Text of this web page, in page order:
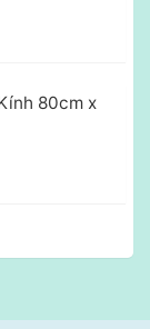
80cm x